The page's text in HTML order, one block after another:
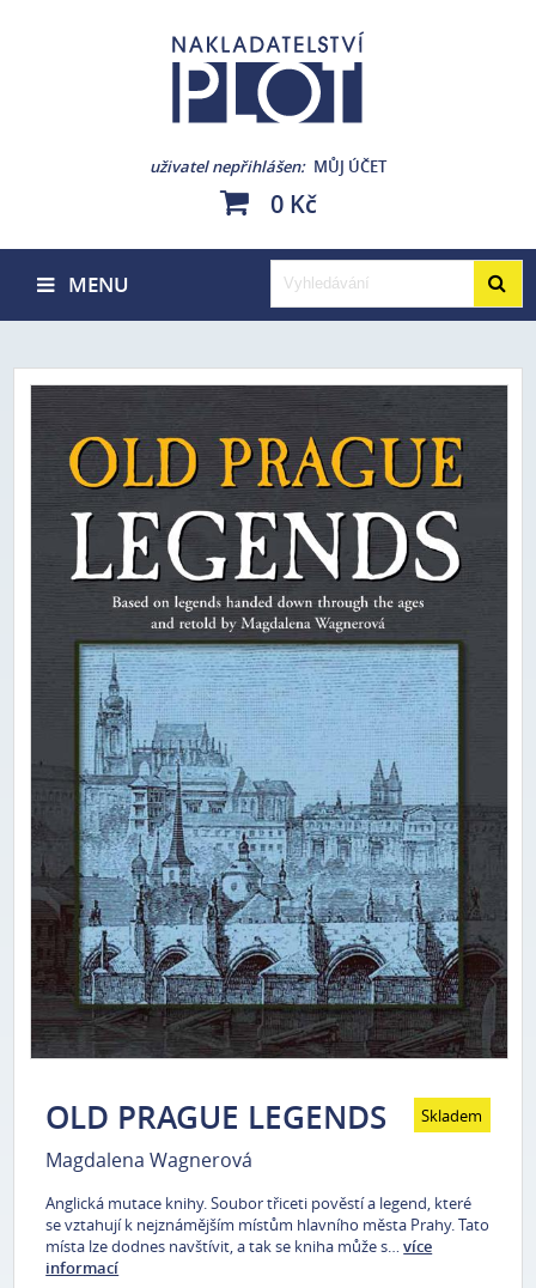
uživatel nepřihlášen MŮJ ÚČET
0 Kč
MENU
Skladem
OLD PRAGUE LEGENDS
Magdalena Wagnerová
Anglická mutace knihy. Soubor třiceti pověstí a legend, které
se vztahují k nejznámějším místům hlavního města Prahy. Tato
místa lze dodnes navštívit, a tak se kniha může s…více
informací